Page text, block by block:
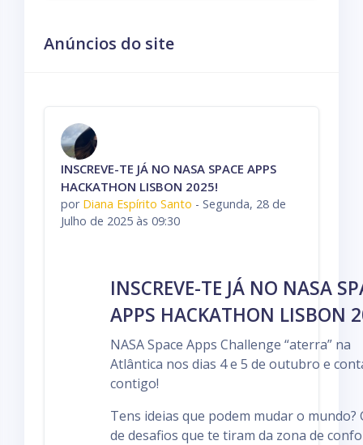
Anúncios do site
INSCREVE-TE JÁ NO NASA SPACE APPS
HACKATHON LISBON 2025!
por Diana Espírito Santo - Segunda, 28 de
Julho de 2025 às 09:30
INSCREVE-TE JÁ NO NASA
APPS HACKATHON LISBON
NASA Space Apps Challenge “aterra” na
Atlântica nos dias 4 e 5 de outubro e
contigo!
Tens ideias que podem mudar o mundo?
de desafios que te tiram da zona de